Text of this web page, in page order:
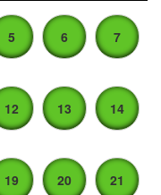
5 6 7
12 13 14
19 20 21